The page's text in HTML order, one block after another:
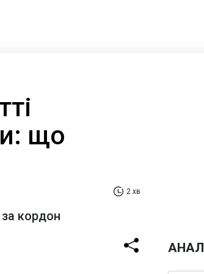
що
2 хв
кордон